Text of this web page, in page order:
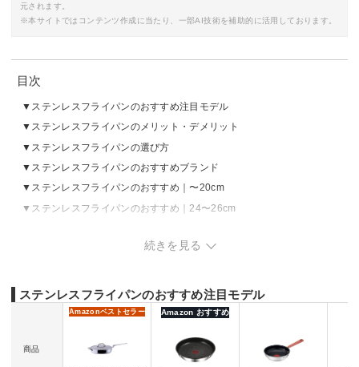
元されます。
※本サイトではコンテンツ作成に当たり、一部AI技術を補助的に活用しております。
目次
ステンレスフライパンのおすすめ注目モデル
ステンレスフライパンのメリット・デメリット
ステンレスフライパンの選び方
ステンレスフライパンのおすすめブランド
ステンレスフライパンのおすすめ｜〜20cm
ステンレスフライパンのおすすめ｜24〜26cm
ステンレスフライパンの売れ筋ランキングをチェック
ステンレスフライパンのお手入れ方法
続きを見る
ステンレスフライパンのおすすめ注目モデル
商品
Amazonベストセラー Amazon おすすめ